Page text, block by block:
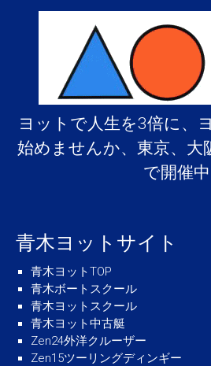
ヨットで人生を3倍に、
始めませんか、東京、大
で開催中
青木ヨットサイト
青木ヨットTOP
青木ボートスクール
青木ヨットスクール
青木ヨット中古艇
Zen24外洋クルーザー
Zen15ツーリングディンギー